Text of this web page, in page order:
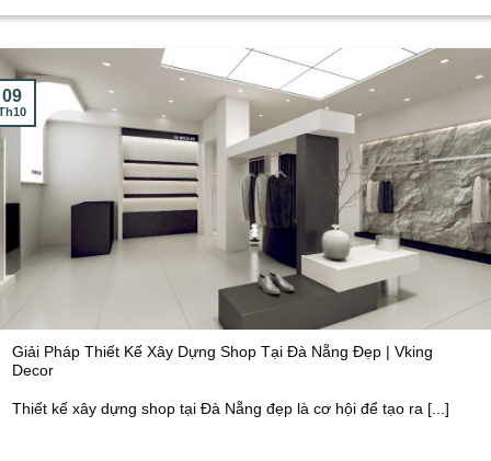
Giải Pháp Thiết Kế Xây Dựng Shop Tại Đà Nẵng Đẹp | Vking
Decor
Thiết kế xây dựng shop tại Đà Nẵng đẹp là cơ hội để tạo ra [...]
09